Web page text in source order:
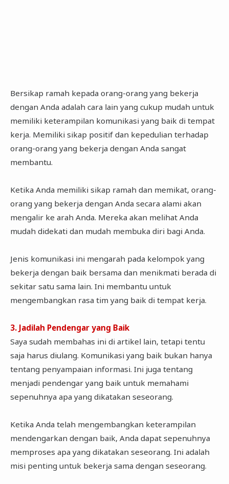
Bersikap ramah kepada orang-orang yang bekerja
dengan Anda adalah cara lain yang cukup mudah untuk
memiliki keterampilan komunikasi yang baik di tempat
kerja. Memiliki sikap positif dan kepedulian terhadap
orang-orang yang bekerja dengan Anda sangat
membantu.
Ketika Anda memiliki sikap ramah dan memikat, orang-
orang yang bekerja dengan Anda secara alami akan
mengalir ke arah Anda. Mereka akan melihat Anda
mudah didekati dan mudah membuka diri bagi Anda.
Jenis komunikasi ini mengarah pada kelompok yang
bekerja dengan baik bersama dan menikmati berada di
sekitar satu sama lain. Ini membantu untuk
mengembangkan rasa tim yang baik di tempat kerja.
3. Jadilah Pendengar yang Baik
Saya sudah membahas ini di artikel lain, tetapi tentu
saja harus diulang. Komunikasi yang baik bukan hanya
tentang penyampaian informasi. Ini juga tentang
menjadi pendengar yang baik untuk memahami
sepenuhnya apa yang dikatakan seseorang.
Ketika Anda telah mengembangkan keterampilan
mendengarkan dengan baik, Anda dapat sepenuhnya
memproses apa yang dikatakan seseorang. Ini adalah
misi penting untuk bekerja sama dengan seseorang.